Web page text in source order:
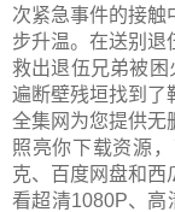
次紧急事件的接触
步升温。在送别退
救出退伍兄弟被困
遍断壁残垣找到了
全集网为您提供无
照亮你下载资源
克、百度网盘和西
看超清1080P、高